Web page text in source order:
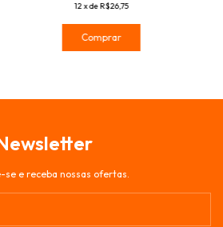
12 xdeR$26,75
Comprar
se e receba nossas ofertas.